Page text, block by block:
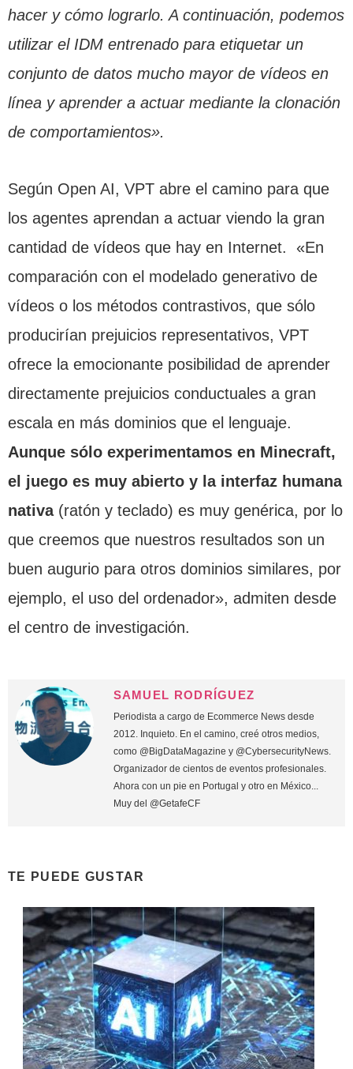
hacer y cómo lograrlo. A continuación, podemos
utilizar el IDM entrenado para etiquetar un
conjunto de datos mucho mayor de vídeos en
línea y aprender a actuar mediante la clonación
de comportamientos».
Según Open AI, VPT abre el camino para que
los agentes aprendan a actuar viendo la gran
cantidad de vídeos que hay en Internet. «En
comparación con el modelado generativo de
vídeos o los métodos contrastivos, que sólo
producirían prejuicios representativos, VPT
ofrece la emocionante posibilidad de aprender
directamente prejuicios conductuales a gran
escala en más dominios que el lenguaje.
Aunque sólo experimentamos en Minecraft,
el juego es muy abierto y la interfaz humana
nativa(ratón y teclado) es muy genérica, por lo
que creemos que nuestros resultados son un
buen augurio para otros dominios similares, por
ejemplo, el uso del ordenador», admiten desde
el centro de investigación.
SAMUEL RODRÍGUEZ
Periodista a cargo de Ecommerce News desde
2012. Inquieto. En el camino, creé otros medios,
como @BigDataMagazine y @CybersecurityNews.
Organizador de cientos de eventos profesionales.
Ahora con un pie en Portugal y otro en México...
Muy del @GetafeCF
TE PUEDE GUSTAR